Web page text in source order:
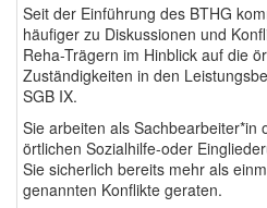
Seit der Einführung des BTHG
häufiger zu Diskussionen und
Reha-Trägern im Hinblick auf die
Zuständigkeiten in den
SGB IX.
Sie arbeiten als Sachbearbeiter*in
örtlichen Sozialhilfe-oder
Sie sicherlich bereits mehr als
genannten Konflikte geraten.